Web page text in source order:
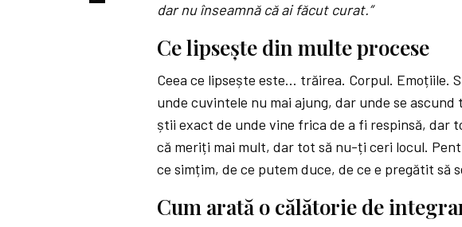
dar nu înseamnă că ai făcut curat.”
Ce lipsește din multe procese
Ceea ce lipsește este… trăirea. Corpul. Emoțiile.
unde cuvintele nu mai ajung, dar unde se
știi exact de unde vine frica de a fi respinsă, dar
că meriți mai mult, dar tot să nu-ți ceri locul.
ce simțim, de ce putem duce, de ce e pregătit să
Cum arată o călătorie de